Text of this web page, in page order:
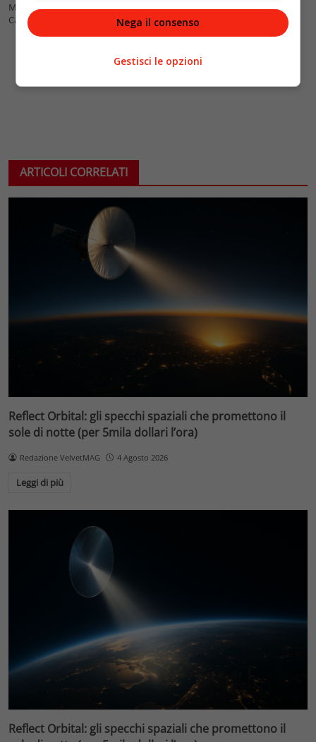
Maria De Filippi e il figlio Gabriele Costanzo nella camera ardente in
Campidoglio @Crediti Ansa – VelvetMag
ARTICOLI CORRELATI
Reflect Orbital: gli specchi spaziali che promettono il
sole di notte (per 5mila dollari l’ora)
Redazione VelvetMAG 4 Agosto 2026
Leggi di più
Reflect Orbital: gli specchi spaziali che promettono il
Nega il consenso
Gestisci le opzioni